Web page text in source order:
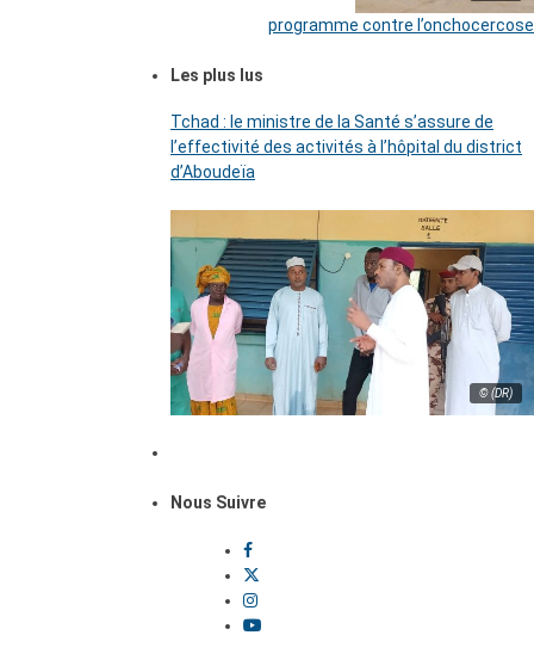
programme contre l’onchocercose
Les plus lus
Tchad : le ministre de la Santé s’assure de
l’effectivité des activités à l’hôpital du district
d’Aboudeïa
© (DR)
Nous Suivre